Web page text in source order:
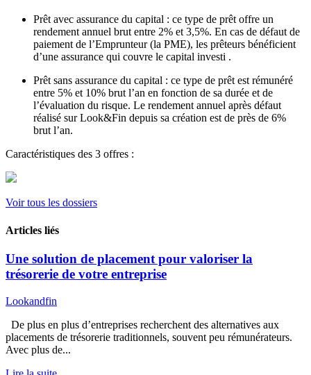
Prêt avec assurance du capital : ce type de prêt offre un
rendement annuel brut entre 2% et 3,5%. En cas de défaut de
paiement de l’Emprunteur (la PME), les prêteurs bénéficient
d’une assurance qui couvre le capital investi .
Prêt sans assurance du capital : ce type de prêt est rémunéré
entre 5% et 10% brut l’an en fonction de sa durée et de
l’évaluation du risque. Le rendement annuel après défaut
réalisé sur Look&Fin depuis sa création est de près de 6%
brut l’an.
Caractéristiques des 3 offres :
Voir tous les dossiers
Articles liés
Une solution de placement pour valoriser la
trésorerie de votre entreprise
Lookandfin
De plus en plus d’entreprises recherchent des alternatives aux
placements de trésorerie traditionnels, souvent peu rémunérateurs.
Avec plus de...